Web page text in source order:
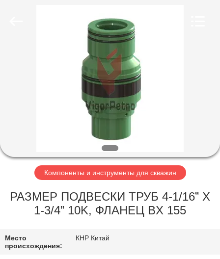
ПРОДУКЦИЯ
КОМПАНИИ
НАША
ФАБРИКА
КАЧЕСТВА
Компоненты и инструменты для скважин
РАЗМЕР ПОДВЕСКИ ТРУБ 4-1/16” X
1-3/4” 10K, ФЛАНЕЦ BX 155
Место
происхождения:
КНР Китай